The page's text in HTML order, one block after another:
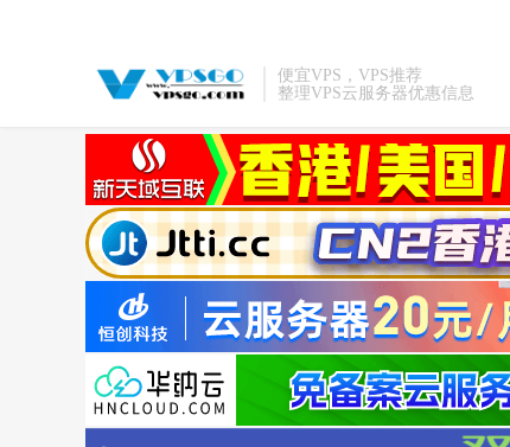
便宜VPS，VPS推荐
整理VPS云服务器优惠信息